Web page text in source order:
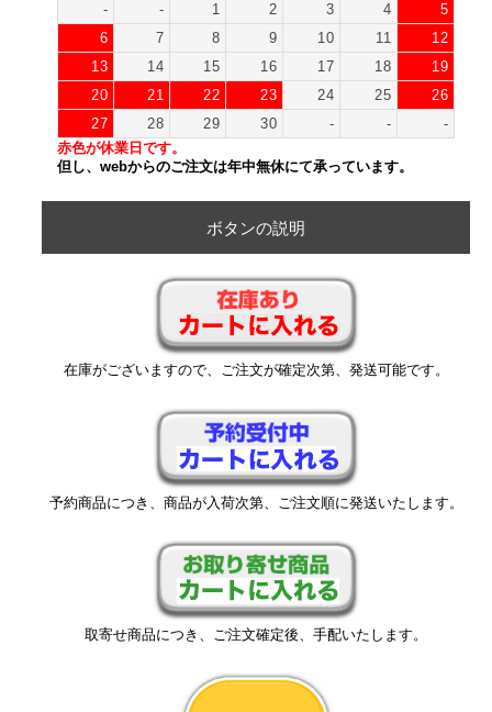
-
- 1 2 3 4
5
6
7 8 9 10 11
12
13
14 15 16 17 18
19
20
21 22 23 24 25
26
27
28 29 30 - -
-
赤色が休業日です。
但し、webからのご注文は年中無休にて承っています。
ボタンの説明
在庫がございますので、ご注文が確定次第、発送可能です。
予約商品につき、商品が入荷次第、ご注文順に発送いたします。
取寄せ商品につき、ご注文確定後、手配いたします。